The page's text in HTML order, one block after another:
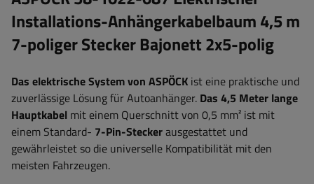
Installations-Anhängerkabelbaum 4,5 m
7-poliger Stecker Bajonett 2x5-polig
Das elektrische System von ASPÖCK ist eine praktische und
zuverlässige Lösung für Autoanhänger. Das 4,5 Meter lange
Hauptkabel mit einem Querschnitt von 0,5 mm² ist mit
einem Standard- 7-Pin-Steckerausgestattet und
gewährleistet so die universelle Kompatibilität mit den
meisten Fahrzeugen.